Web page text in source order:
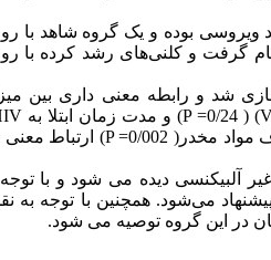
بوده و یک گروه شاهد با
گرفت و کلنی‌های رشد کرده با
شد و رابطه معنی داری بین
)
(
0/24
P =
) و مدت زمان ابتلا به
مخدر( 0/002
P =
) ارتباط معنی
آلبیکنسی دیده می شود و با
می‌شود. همچنین با توجه به
در این گروه توصیه می شود.